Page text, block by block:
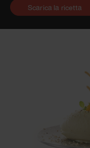
Scarica la ricetta